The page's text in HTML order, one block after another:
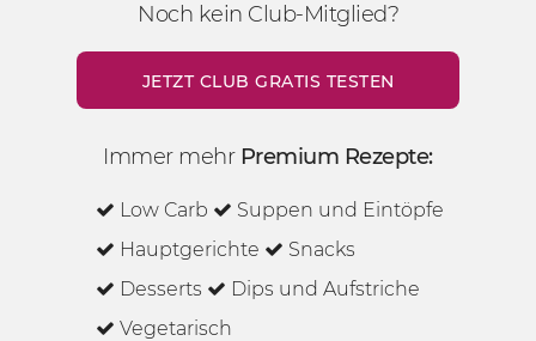
Noch kein Club-Mitglied?
JETZT CLUB GRATIS TESTEN
Immer mehr Premium Rezepte:
Low Carb
Suppen und Eintöpfe
Hauptgerichte
Snacks
Desserts
Dips und Aufstriche
Vegetarisch